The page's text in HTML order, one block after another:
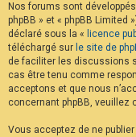
Nos forums sont
phpBB » et « phpBB
déclaré sous la « licence
téléchargé sur le site de
de faciliter les discussions
cas être tenu comme
acceptons et que nous
concernant phpBB, veuillez
Vous acceptez de ne